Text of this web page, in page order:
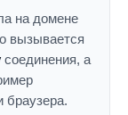
на домене
вызывается
соединения, а
браузера.